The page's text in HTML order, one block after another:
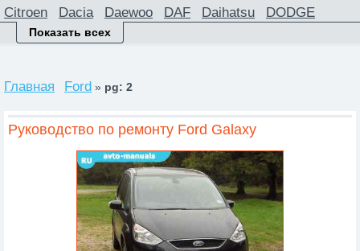
Citroen
Dacia Daewoo DAF Daihatsu
DODGE
Ferrari
Fiat Ford
Jeep
Jiangling KIA
Lincoln
MAN Maserati Mazda
MCC Smart
Mercedes
Mercury MG Mini Mitsubishi
Opel Peugeot Piaggio
Plymouth
Porsche Proton Renault Rover
SAAB
Saturn Scania Skoda
SsangYong
Suzuki Toyota Volkswagen Volvo
ЗАЗ Зил Камаз Краз ЛУАЗ
МАЗ
Показать всех
Главная Ford » pg: 2
Руководство по ремонту Ford Galaxy